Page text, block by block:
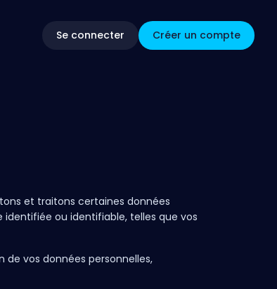
Se connecter Créer un compte
et traitons certaines données
ou identifiable, telles que vos
vos données personnelles,